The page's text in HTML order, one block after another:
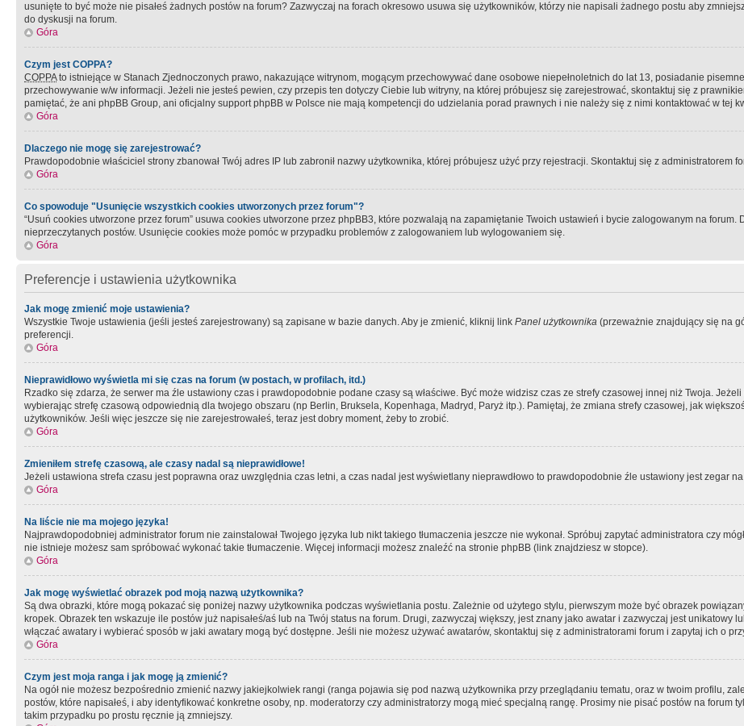
usunięte to być może nie pisałeś żadnych postów na forum? Zazwyczaj na forach okresowo usuwa się użytkowników, którzy nie napisali żadnego postu aby
do dyskusji na forum.
Góra
Czym jest COPPA?
COPPAto istniejące w Stanach Zjednoczonych prawo, nakazujące witrynom, mogącym przechowywać dane osobowe niepełnoletnich do lat 13, posiadanie
przechowywanie w/w informacji. Jeżeli nie jesteś pewien, czy przepis ten dotyczy Ciebie lub witryny, na której próbujesz się zarejestrować, skontaktuj się z
pamiętać, że ani phpBB Group, ani oficjalny support phpBB w Polsce nie mają kompetencji do udzielania porad prawnych i nie należy się z nimi kontaktować w tej
Góra
Dlaczego nie mogę się zarejestrować?
Prawdopodobnie właściciel strony zbanował Twój adres IP lub zabronił nazwy użytkownika, której próbujesz użyć przy rejestracji. Skontaktuj się z administratorem
Góra
Co spowoduje "Usunięcie wszystkich cookies utworzonych przez forum"?
“Usuń cookies utworzone przez forum” usuwa cookies utworzone przez phpBB3, które pozwalają na zapamiętanie Twoich ustawień i bycie zalogowanym na
nieprzeczytanych postów. Usunięcie cookies może pomóc w przypadku problemów z zalogowaniem lub wylogowaniem się.
Góra
Preferencje i ustawienia użytkownika
Jak mogę zmienić moje ustawienia?
Wszystkie Twoje ustawienia (jeśli jesteś zarejestrowany) są zapisane w bazie danych. Aby je zmienić, kliknij link Panel użytkownika (przeważnie znajdujący się na
preferencji.
Góra
Nieprawidłowo wyświetla mi się czas na forum (w postach, w profilach, itd.)
Rzadko się zdarza, że serwer ma źle ustawiony czas i prawdopodobnie podane czasy są właściwe. Być może widzisz czas ze strefy czasowej innej niż Twoja.
wybierając strefę czasową odpowiednią dla twojego obszaru (np Berlin, Bruksela, Kopenhaga, Madryd, Paryż itp.). Pamiętaj, że zmiana strefy czasowej, jak
użytkowników. Jeśli więc jeszcze się nie zarejestrowałeś, teraz jest dobry moment, żeby to zrobić.
Góra
Zmieniłem strefę czasową, ale czasy nadal są nieprawidłowe!
Jeżeli ustawiona strefa czasu jest poprawna oraz uwzględnia czas letni, a czas nadal jest wyświetlany nieprawdłowo to prawdopodobnie źle ustawiony jest zegar
Góra
Na liście nie ma mojego języka!
Najprawdopodobniej administrator forum nie zainstalował Twojego języka lub nikt takiego tłumaczenia jeszcze nie wykonał. Spróbuj zapytać administratora czy
nie istnieje możesz sam spróbować wykonać takie tłumaczenie. Więcej informacji możesz znaleźć na stronie phpBB (link znajdziesz w stopce).
Góra
Jak mogę wyświetlać obrazek pod moją nazwą użytkownika?
Są dwa obrazki, które mogą pokazać się poniżej nazwy użytkownika podczas wyświetlania postu. Zależnie od użytego stylu, pierwszym może być obrazek
kropek. Obrazek ten wskazuje ile postów już napisałeś/aś lub na Twój status na forum. Drugi, zazwyczaj większy, jest znany jako awatar i zazwyczaj jest
włączać awatary i wybierać sposób w jaki awatary mogą być dostępne. Jeśli nie możesz używać awatarów, skontaktuj się z administratorami forum i zapytaj ich o
Góra
Czym jest moja ranga i jak mogę ją zmienić?
Na ogół nie możesz bezpośrednio zmienić nazwy jakiejkolwiek rangi (ranga pojawia się pod nazwą użytkownika przy przeglądaniu tematu, oraz w twoim profilu,
postów, które napisałeś, i aby identyfikować konkretne osoby, np. moderatorzy czy administratorzy mogą mieć specjalną rangę. Prosimy nie pisać postów na forum
takim przypadku po prostu ręcznie ją zmniejszy.